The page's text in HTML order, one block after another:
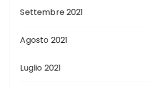
Settembre 2021
Agosto 2021
Luglio 2021